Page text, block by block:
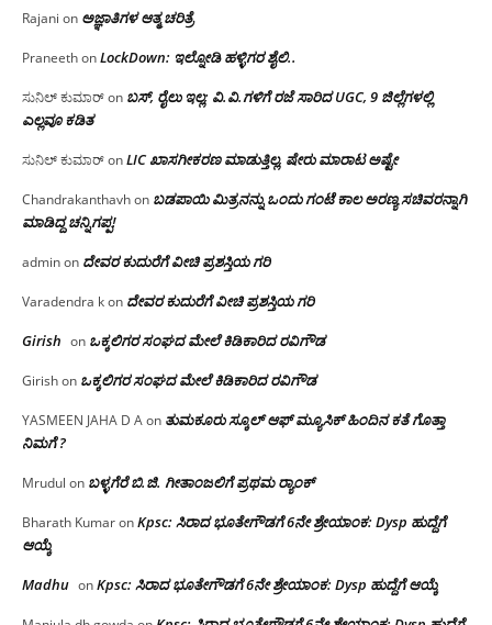
Rajani on ಅಜ್ಞಾತಿಗಳ ಆತ್ಮ ಚರಿತ್ರೆ
PraneethonLockDown: ಇಲ್ನೋಡಿ ಹಳ್ಳಿಗರ ಶೈಲಿ..
ಸುನಿಲ್ ಕುಮಾರ್on ಬಸ್, ರೈಲು ಇಲ್ಲ; ವಿ.ವಿ.ಗಳಿಗೆ ರಜೆ ಸಾರಿದ UGC, 9 ಜಿಲ್ಲೆಗಳಲ್ಲಿ
ಎಲ್ಲವೂ ಕಡಿತ
ಸುನಿಲ್ ಕುಮಾರ್onLIC ಖಾಸಗೀಕರಣ ಮಾಡುತ್ತಿಲ್ಲ, ಷೇರು ಮಾರಾಟ ಅಷ್ಟೇ
Chandrakanthavhon ಬಡಪಾಯಿ ಮಿತ್ರನನ್ನು ಒಂದು ಗಂಟೆ ಕಾಲ ಅರಣ್ಯ ಸಚಿವರನ್ನಾಗಿ
ಮಾಡಿದ್ದ ಚನ್ನಿಗಪ್ಪ!
adminon ದೇವರ ಕುದುರೆಗೆ ವೀಚಿ ಪ್ರಶಸ್ತಿಯ ಗರಿ
Varadendra kon ದೇವರ ಕುದುರೆಗೆ ವೀಚಿ ಪ್ರಶಸ್ತಿಯ ಗರಿ
Girish on ಒಕ್ಕಲಿಗರ ಸಂಘದ ಮೇಲೆ ಕಿಡಿಕಾರಿದ ರವಿಗೌಡ
Girishon ಒಕ್ಕಲಿಗರ ಸಂಘದ ಮೇಲೆ ಕಿಡಿಕಾರಿದ ರವಿಗೌಡ
YASMEEN JAHA D Aon ತುಮಕೂರು ಸ್ಕೂಲ್ ಆಫ್ ಮ್ಯೂಸಿಕ್ ಹಿಂದಿನ ಕತೆ ಗೊತ್ತಾ
ನಿಮಗೆ ?
Mrudul on ಬಳ್ಳಗೆರೆ ಬಿ.ಜಿ. ಗೀತಾಂಜಲಿಗೆ ಪ್ರಥಮ ರ‌್ಯಾಂಕ್
Bharath KumaronKpsc: ಸಿರಾದ ಭೂತೇಗೌಡಗೆ 6ನೇ ಶ್ರೇಯಾಂಕ: Dysp ಹುದ್ದೆಗೆ
ಆಯ್ಕೆ
Madhu onKpsc: ಸಿರಾದ ಭೂತೇಗೌಡಗೆ 6ನೇ ಶ್ರೇಯಾಂಕ: Dysp ಹುದ್ದೆಗೆ ಆಯ್ಕೆ